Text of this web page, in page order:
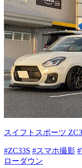
スイフトスポーツ
#ZC33S #スマホ撮影
ローダウン